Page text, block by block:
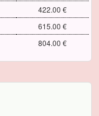
422.00 €
615.00 €
804.00 €